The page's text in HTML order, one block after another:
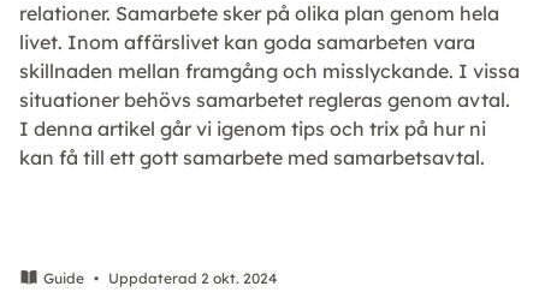
relationer. Samarbete sker på olika plan genom hela
livet. Inom affärslivet kan goda samarbeten vara
skillnaden mellan framgång och misslyckande. I vissa
situationer behövs samarbetet regleras genom avtal.
I denna artikel går vi igenom tips och trix på hur ni
kan få till ett gott samarbete med samarbetsavtal.
Guide • Uppdaterad 2 okt. 2024